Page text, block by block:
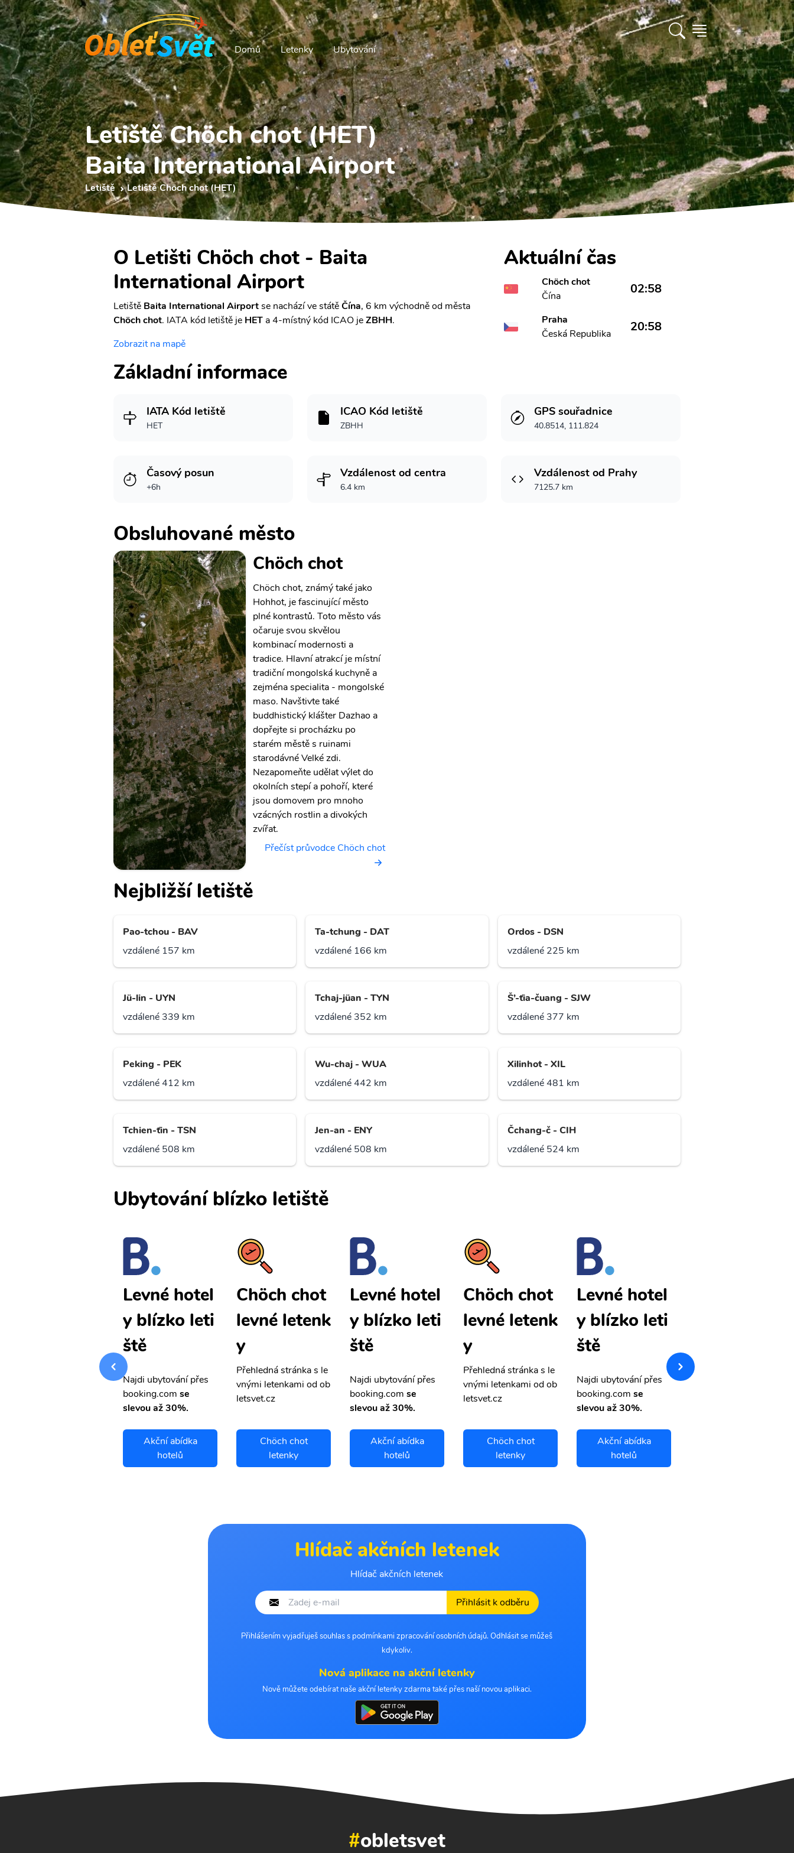
Domů Letenky Ubytování
Letiště Chöch chot (HET)
Baita International Airport
Letiště Letiště Chöch chot (HET)
O Letišti Chöch chot - Baita
International Airport
Letiště Baita International Airportse nachází ve státěČína, 6 km východně od města
Chöch chot. IATA kód letiště je HET a 4-místný kód ICAO jeZBHH.
Zobrazit na mapě
Aktuální čas
Chöch chot
Čína
02:58
Praha
Česká Republika
20:58
Základní informace
IATA Kód letiště
HET
ICAO Kód letiště
ZBHH
GPS souřadnice
40.8514, 111.824
Časový posun
+6h
Vzdálenost od centra
6.4 km
Vzdálenost od Prahy
7125.7 km
Obsluhované město
Chöch chot
Chöch chot, známý také jako
Hohhot, je fascinující město
plné kontrastů. Toto město vás
očaruje svou skvělou
kombinací modernosti a
tradice. Hlavní atrakcí je místní
tradiční mongolská kuchyně a
zejména specialita - mongolské
maso. Navštivte také
buddhistický klášter Dazhao a
dopřejte si procházku po
starém městě s ruinami
starodávné Velké zdi.
Nezapomeňte udělat výlet do
okolních stepí a pohoří, které
jsou domovem pro mnoho
vzácných rostlin a divokých
zvířat.
Přečíst průvodce Chöch chot
Nejbližší letiště
Pao-tchou - BAV
vzdálené 157 km
Ta-tchung - DAT
vzdálené 166 km
Ordos - DSN
vzdálené 225 km
Jü-lin - UYN
vzdálené 339 km
Tchaj-jüan - TYN
vzdálené 352 km
Š’-ťia-čuang - SJW
vzdálené 377 km
Peking - PEK
vzdálené 412 km
Wu-chaj - WUA
vzdálené 442 km
Xilinhot - XIL
vzdálené 481 km
Tchien-ťin - TSN
vzdálené 508 km
Jen-an - ENY
vzdálené 508 km
Čchang-č - CIH
vzdálené 524 km
Ubytování blízko letiště
Přehledná stránka s le
Levné hotel
y blízko leti
ště
Najdi ubytování přes
booking.com se
slevou až 30%.
Akční abídka
hotelů
Chöch chot
levné letenk
y
Přehledná stránka s le
vnými letenkami od ob
letsvet.cz
Chöch chot
letenky
Levné hotel
y blízko leti
ště
Najdi ubytování přes
booking.com se
slevou až 30%.
Akční abídka
hotelů
Chöch chot
levné letenk
y
Přehledná stránka s le
vnými letenkami od ob
letsvet.cz
Chöch chot
letenky
Levné hotel
y blízko leti
ště
Najdi ubytování přes
booking.com se
slevou až 30%.
Akční abídka
hotelů
Přehledná stránka s le
Hlídač akčních letenek
Hlídač akčních letenek
Přihlásit k odběru
Přihlášením vyjadřuješ souhlas s podmínkami zpracování osobních údajů. Odhlásit se můžeš
kdykoliv.
Nová aplikace na akční letenky
Nově můžete odebírat naše akční letenky zdarma také přes naší novou aplikaci.
#obletsvet